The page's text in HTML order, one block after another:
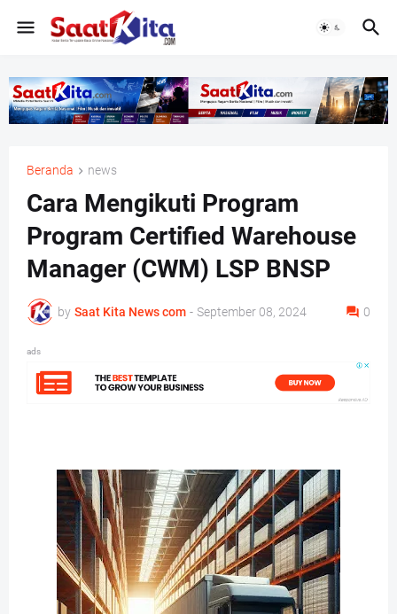
Beranda news
Cara Mengikuti Program
Program Certified Warehouse
Manager (CWM) LSP BNSP
by Saat Kita News com - September 08, 2024 0
ads